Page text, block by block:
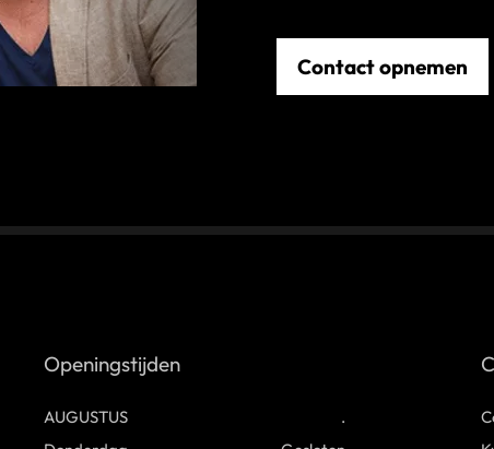
Contact opnemen
Openingstijden
AUGUSTUS
.